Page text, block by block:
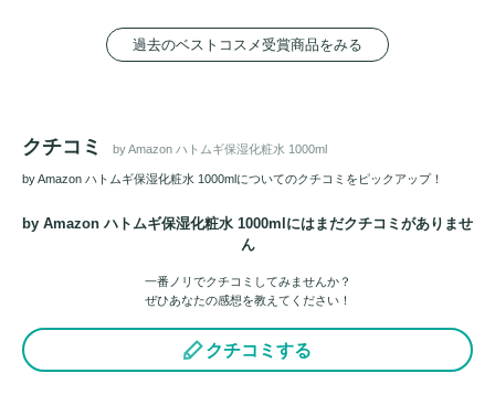
過去のベストコスメ受賞商品をみる
クチコミ by Amazon ハトムギ保湿化粧水 1000ml
by Amazon ハトムギ保湿化粧水 1000mlについてのクチコミをピックアップ！
by Amazon ハトムギ保湿化粧水 1000mlにはまだクチコミがありませ
ん
一番ノリでクチコミしてみませんか？
ぜひあなたの感想を教えてください！
クチコミする